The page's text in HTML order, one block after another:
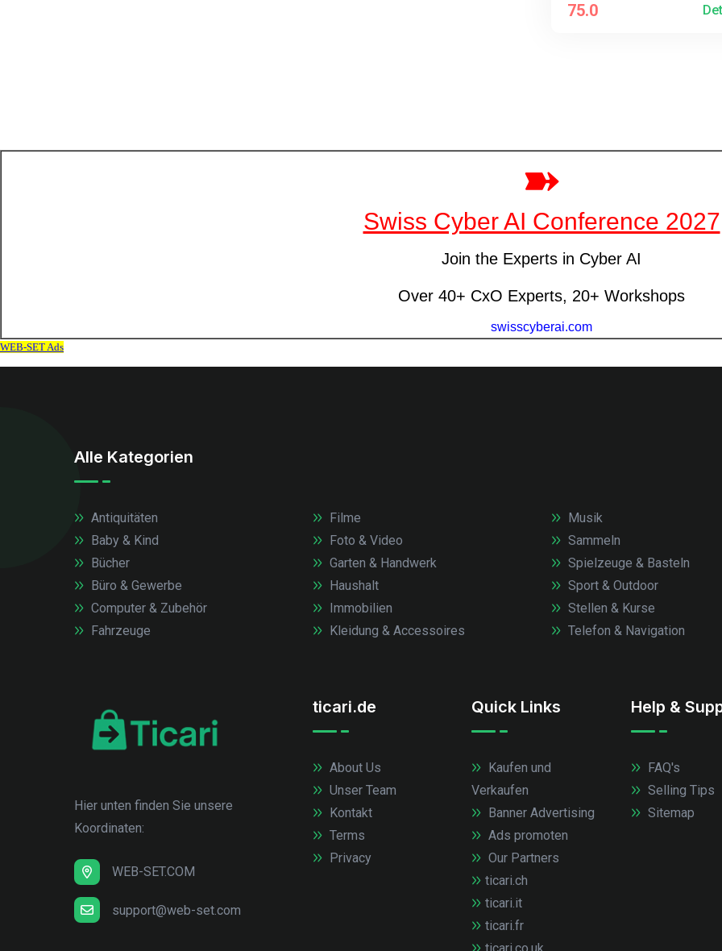
75.0
Alle Kategorien
Antiquitäten
Baby & Kind
Bücher
Büro & Gewerbe
Computer & Zubehör
Fahrzeuge
Filme
Foto & Video
Garten & Handwerk
Haushalt
Immobilien
Kleidung & Accessoires
Musik
Sammeln
Spielzeuge & Basteln
Sport & Outdoor
Stellen & Kurse
Telefon & Navigation
Hier unten finden Sie unsere
Koordinaten:
WEB-SET.COM
support@web-set.com
ticari.de
About Us
Unser Team
Kontakt
Terms
Privacy
Quick Links
Kaufen und
Verkaufen
Banner Advertising
Ads promoten
Our Partners
ticari.ch
ticari.it
ticari.fr
ticari.co.uk
Help &
FAQ's
Selling Tips
Sitemap